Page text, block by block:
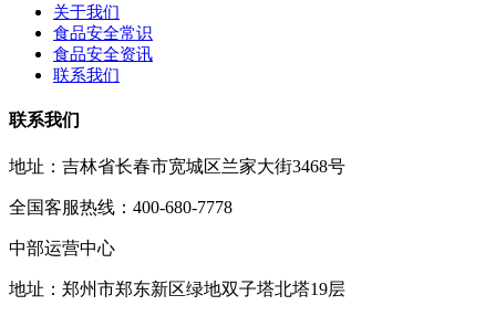
关于我们
食品安全常识
食品安全资讯
联系我们
联系我们
地址：吉林省长春市宽城区兰家大街3468号
全国客服热线：400-680-7778
中部运营中心
地址：郑州市郑东新区绿地双子塔北塔19层